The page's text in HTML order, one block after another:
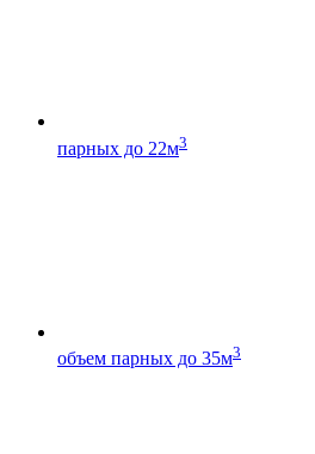
парных до 22м3
объем парных до 35м3